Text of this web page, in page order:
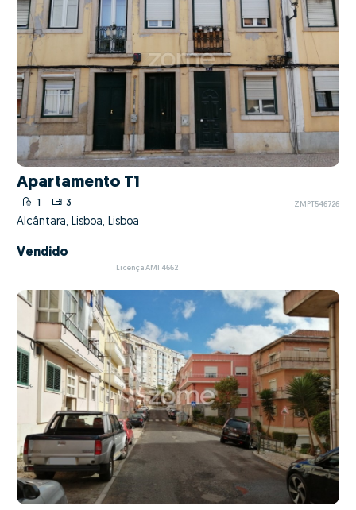
Apartamento T1
3 ZMPT546726
Alcântara, Lisboa, Lisboa
Vendido
Licença AMI 4662